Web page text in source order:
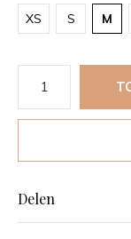
XS S M
Delen